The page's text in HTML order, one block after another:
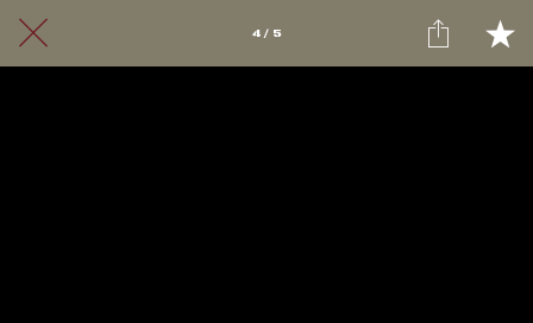
4 / 5